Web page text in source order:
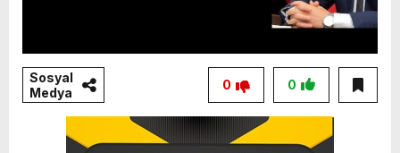
Sosyal
Medya
0
0